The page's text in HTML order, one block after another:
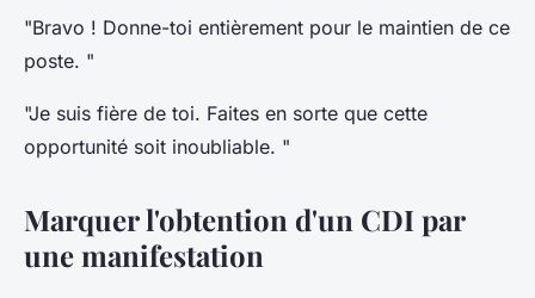
"Bravo ! Donne-toi entièrement pour le maintien de ce
poste. "
"Je suis fière de toi. Faites en sorte que cette
opportunité soit inoubliable. "
Marquer l'obtention d'un CDI par
une manifestation